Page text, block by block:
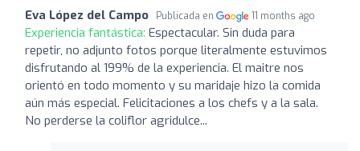
Eva López del Campo Publicada en 11 months ago
Experiencia fantástica: Espectacular. Sin duda para
repetir, no adjunto fotos porque literalmente estuvimos
disfrutando al 199% de la experiencia. El maitre nos
orientó en todo momento y su maridaje hizo la comida
aún más especial. Felicitaciones a los chefs y a la sala.
No perderse la coliflor agridulce...